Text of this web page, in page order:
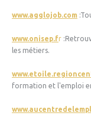
www.agglojob.com
www.onisep.fr
les métiers.
formation et l'emploi